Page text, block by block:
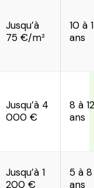
Jusqu’à
75 €/m²
10 à
ans
Jusqu’à 4
000 €
8 à
ans
Jusqu’à 1
200 €
5 à 8
ans